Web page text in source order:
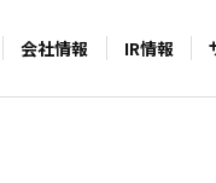
会社情報 IR情報